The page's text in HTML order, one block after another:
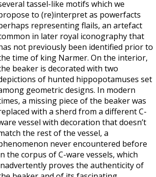
tassel-like motifs which we
to (re)interpret as powerfacts
representing flails, an artefact
in later royal iconography that
not previously been identified prior to
time of king Narmer. On the interior,
beaker is decorated with two
of hunted hippopotamuses set
geometric designs. In modern
a missing piece of the beaker was
with a sherd from a different C-
vessel with decoration that doesn’t
the rest of the vessel, a
never encountered before
the corpus of C-ware vessels, which
proves the authenticity of